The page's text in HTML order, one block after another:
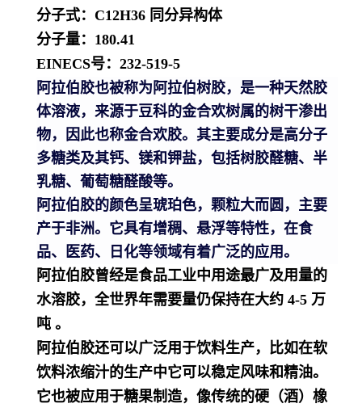
分子式： C12H36 同分异构体
分子量： 180.41
EINECS号： 232-519-5
阿拉伯胶也被称为阿拉伯树胶，是一种天然胶
体溶液，来源于豆科的金合欢树属的树干渗出
物，因此也称金合欢胶。其主要成分是高分子
多糖类及其钙、镁和钾盐，包括树胶醛糖、半
乳糖、葡萄糖醛酸等。
阿拉伯胶的颜色呈琥珀色，颗粒大而圆，主要
产于非洲。它具有增稠、悬浮等特性，在食
品、医药、日化等领域有着广泛的应用。
阿拉伯胶曾经是食品工业中用途最广及用量的
水溶胶，全世界年需要量仍保持在大约 4-5 万
吨 。
阿拉伯胶还可以广泛用于饮料生产，比如在软
饮料浓缩汁的生产中它可以稳定风味和精油。
它也被应用于糖果制造，像传统的硬（酒） 橡